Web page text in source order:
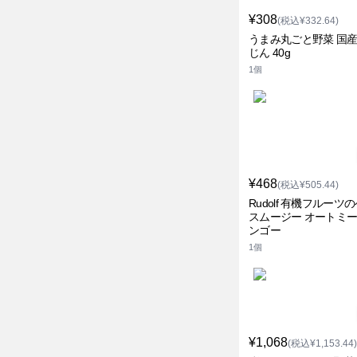
¥308(税込¥332.64)
うまみ丸ごと野菜 国
じん 40g
1個
¥468(税込¥505.44)
Rudolf 有機フルーツ
スムージー オートミ
ンゴー
1個
¥1,068(税込¥1,153.44)